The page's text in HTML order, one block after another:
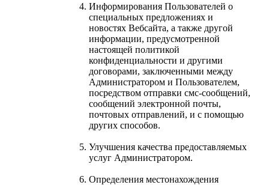
Информирования Пользователей о
специальных предложениях и
новостях Вебсайта, а также другой
информации, предусмотренной
настоящей политикой
конфиденциальности и другими
договорами, заключенными между
Администратором и Пользователем,
посредством отправки смс-сообщений,
сообщений электронной почты,
почтовых отправлений, и с помощью
других способов.
Улучшения качества предоставляемых
услуг Администратором.
Определения местонахождения